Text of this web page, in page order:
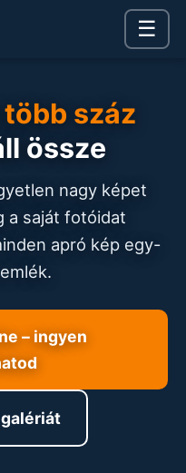
☰
több száz
össze
nagy képet
a saját fotóidat
apró kép egy-
– ingyen